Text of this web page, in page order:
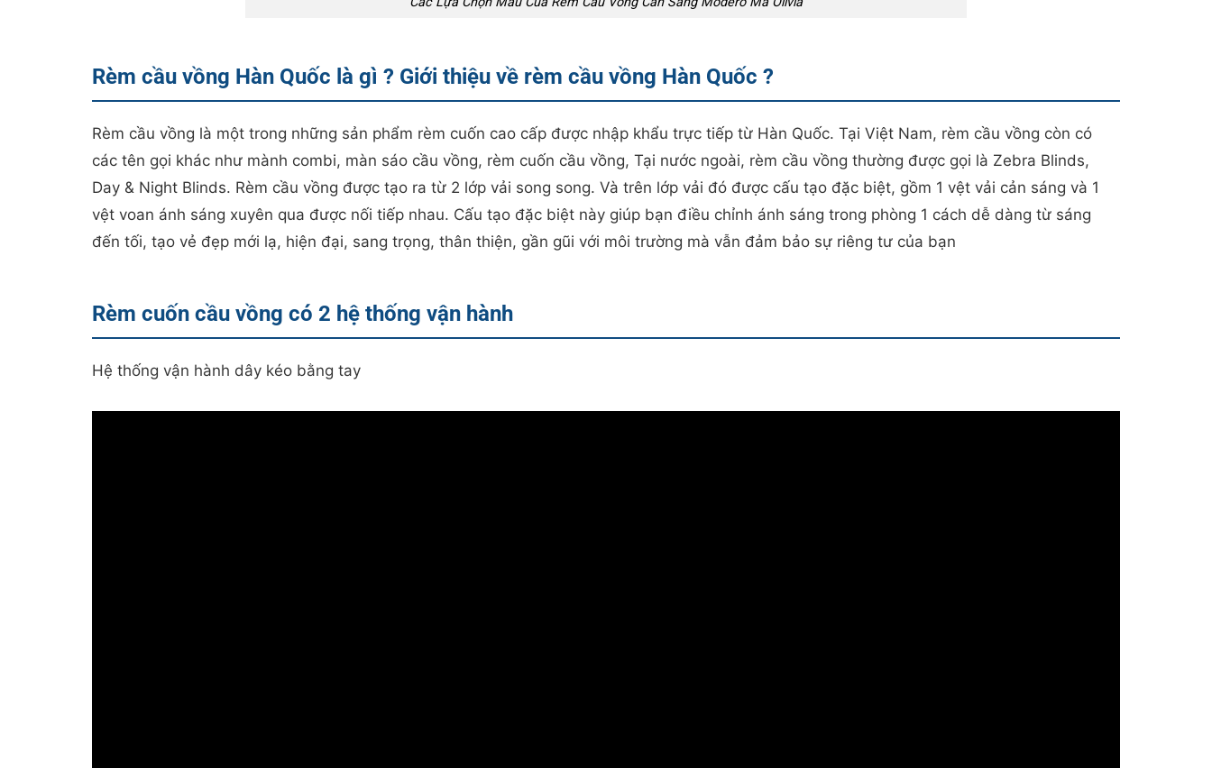
Rèm cầu vồng Hàn Quốc là gì ? Giới thiệu về rèm cầu vồng Hàn Quốc ?
Rèm cầu vồng là một trong những sản phẩm rèm cuốn cao cấp được nhập khẩu trực tiếp từ Hàn Quốc. Tại Việt Nam, rèm cầu vồng còn có
các tên gọi khác như mành combi, màn sáo cầu vồng, rèm cuốn cầu vồng, Tại nước ngoài, rèm cầu vồng thường được gọi là Zebra Blinds,
Day & Night Blinds. Rèm cầu vồng được tạo ra từ 2 lớp vải song song. Và trên lớp vải đó được cấu tạo đặc biệt, gồm 1 vệt vải cản sáng và 1
vệt voan ánh sáng xuyên qua được nối tiếp nhau. Cấu tạo đặc biệt này giúp bạn điều chỉnh ánh sáng trong phòng 1 cách dễ dàng từ sáng
đến tối, tạo vẻ đẹp mới lạ, hiện đại, sang trọng, thân thiện, gần gũi với môi trường mà vẫn đảm bảo sự riêng tư của bạn
Rèm cuốn cầu vồng có 2 hệ thống vận hành
Hệ thống vận hành dây kéo bằng tay